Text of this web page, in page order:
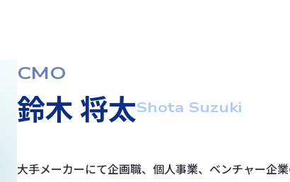
CMO
鈴木 将太Shota Suzuki
大手メーカーにて企画職、個人事業、ベンチャー企